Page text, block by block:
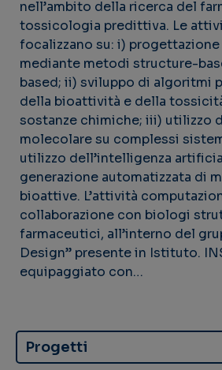
nell’ambito della ricerca del
tossicologia predittiva. Le
focalizzano su: i)
mediante metodi structure-
based; ii) sviluppo di algoritmi
della bioattività e della
sostanze chimiche; iii) utilizzo
molecolare su complessi
utilizzo dell’intelligenza
generazione automatizzata di
bioattive. L’attività
collaborazione con biologi
farmaceutici, all’interno del
Design” presente in Istituto.
equipaggiato con…
Progetti